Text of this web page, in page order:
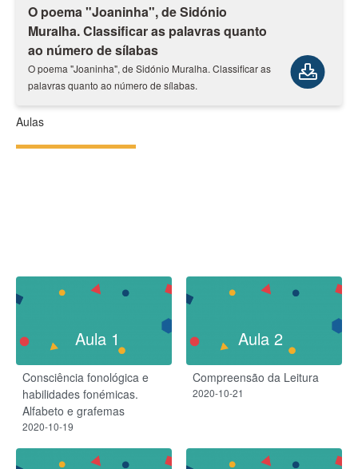
O poema "Joaninha", de Sidónio
Muralha. Classificar as palavras quanto
ao número de sílabas
O poema "Joaninha", de Sidónio Muralha. Classificar as
palavras quanto ao número de sílabas.
Aulas
Aula 1
Consciência fonológica e
habilidades fonémicas.
Alfabeto e grafemas
2020-10-19
Aula 2
Compreensão da Leitura
2020-10-21